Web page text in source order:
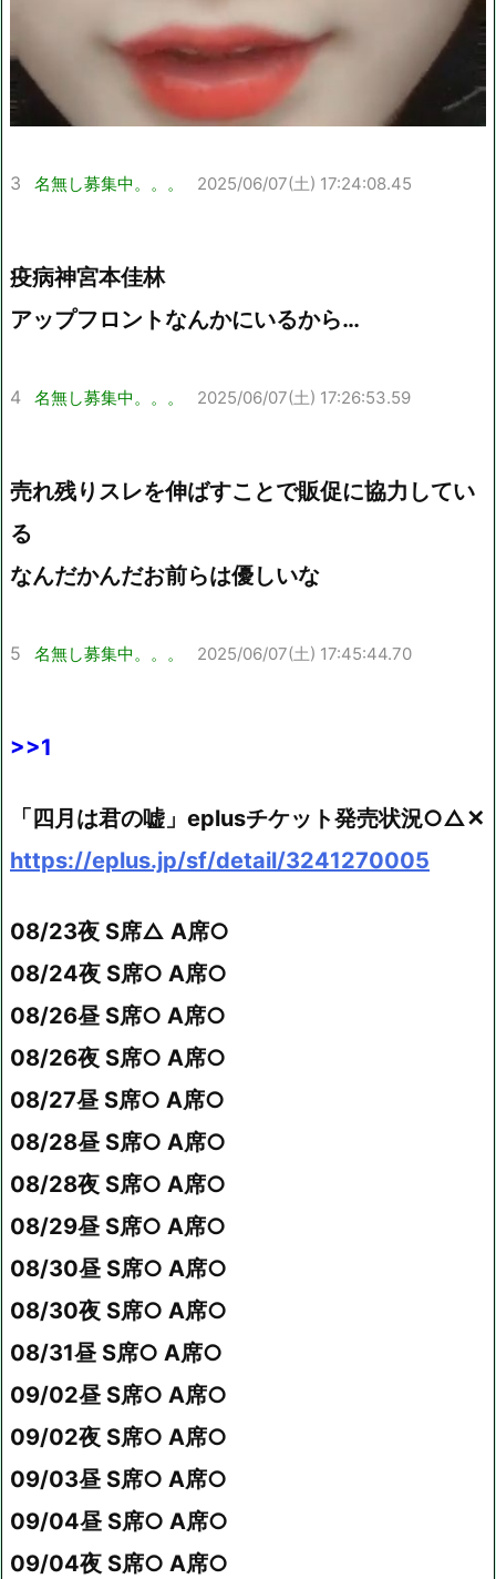
3 名無し募集中。。。 2025/06/07(土) 17:24:08.45
疫病神宮本佳林
アップフロントなんかにいるから…
4 名無し募集中。。。 2025/06/07(土) 17:26:53.59
売れ残りスレを伸ばすことで販促に協力してい
る
なんだかんだお前らは優しいな
5 名無し募集中。。。 2025/06/07(土) 17:45:44.70
>>1
「四月は君の嘘」eplusチケット発売状況○△✕
https://eplus.jp/sf/detail/3241270005
08/23夜 S席△ A席○
08/24夜 S席○ A席○
08/26昼 S席○ A席○
08/26夜 S席○ A席○
08/27昼 S席○ A席○
08/28昼 S席○ A席○
08/28夜 S席○ A席○
08/29昼 S席○ A席○
08/30昼 S席○ A席○
08/30夜 S席○ A席○
08/31昼 S席○ A席○
09/02昼 S席○ A席○
09/02夜 S席○ A席○
09/03昼 S席○ A席○
09/04昼 S席○ A席○
09/04夜 S席○ A席○